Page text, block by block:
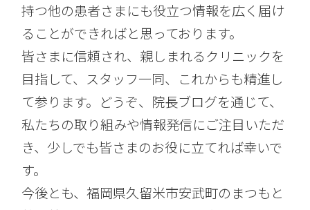
持つ他の患者さまにも役立つ情報を広く届け
ることができればと思っております。
皆さまに信頼され、親しまれるクリニックを
目指して、スタッフ一同、これからも精進し
て参ります。どうぞ、院長ブログを通じて、
私たちの取り組みや情報発信にご注目いただ
き、少しでも皆さまのお役に立てれば幸いで
す。
今後とも、福岡県久留米市安武町のまつもと